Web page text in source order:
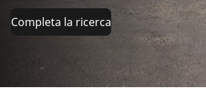
Completa la ricerca